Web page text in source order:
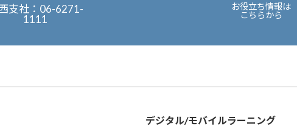
支社： 06-6271-
1111
お役立ち情報は
こちらから
デジタル/モバイルラーニング